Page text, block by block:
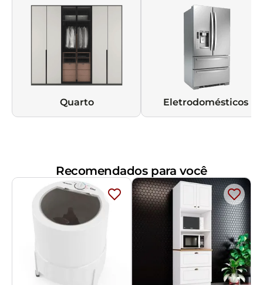
Quarto Eletrodomésticos
Recomendados para você